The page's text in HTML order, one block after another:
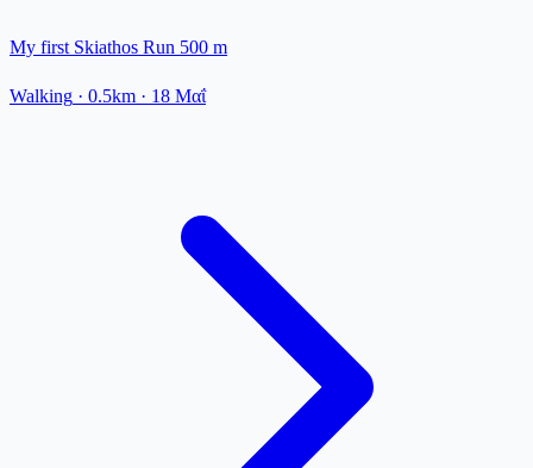
My first Skiathos Run 500 m
Walking · 0.5km · 18 Μαΐ